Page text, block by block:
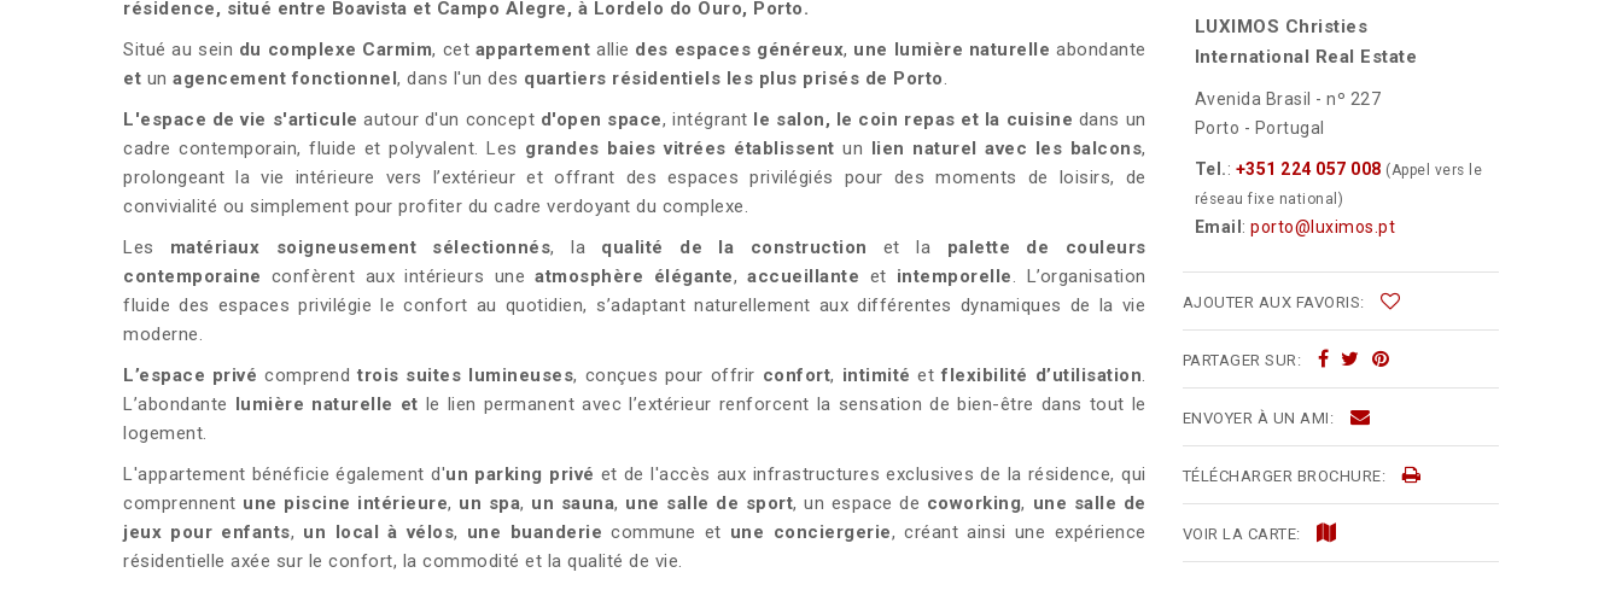
résidence, situé entre Boavista et Campo Alegre, à Lordelo do Ouro, Porto.
Situé au sein du complexe Carmim, cet appartement allie des espaces généreux, une lumière naturelleabondante
et un agencement fonctionnel, dans l'un des quartiers résidentiels les plus prisés de Porto.
L'espace de vie s'articuleautour d'un concept d'open space, intégrant le salon, le coin repas et la cuisine dans un
cadre contemporain, fluide et polyvalent. Les grandes baies vitrées établissent un lien naturel avec les balcons,
prolongeant la vie intérieure vers l’extérieur et offrant des espaces privilégiés pour des moments de loisirs, de
convivialité ou simplement pour profiter du cadre verdoyant du complexe.
Les matériaux soigneusement sélectionnés, la qualité de la construction et la palette de couleurs
contemporaine confèrent aux intérieurs uneatmosphère élégante,accueillante et intemporelle. L’organisation
fluide des espaces privilégie le confort au quotidien, s’adaptant naturellement aux différentes dynamiques de la vie
moderne.
L’espace privé comprendtrois suites lumineuses, conçues pour offrir confort, intimité etflexibilité d’utilisation.
L’abondante lumière naturelle et le lien permanent avec l’extérieur renforcent la sensation de bien-être dans tout le
logement.
L'appartement bénéficie également d'un parking privé et de l'accès aux infrastructures exclusives de la résidence, qui
comprennent une piscine intérieure, un spa, un sauna, une salle de sport, un espace de coworking, une salle de
jeux pour enfants, un local à vélos, une buanderie commune et une conciergerie, créant ainsi une expérience
résidentielle axée sur le confort, la commodité et la qualité de vie.
LUXIMOS Christies
International Real Estate
Avenida Brasil - nº 227
Porto - Portugal
Tel.: +351 224 057 008 (Appel vers le
réseau fixe national)
Email : porto@luximos.pt
AJOUTER AUX FAVORIS:
PARTAGER SUR:
ENVOYER À UN AMI:
TÉLÉCHARGER BROCHURE:
VOIR LA CARTE: